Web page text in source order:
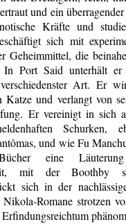
und ein
Kräfte und
sich mit
Geheimmittel, die
In Port Said unterhält
Art. Er
Katze und verlangt von
Er vereinigt in sich
Schurken,
und wie Fu
eine
mit der Boothby
sich in der
Romane strotzen